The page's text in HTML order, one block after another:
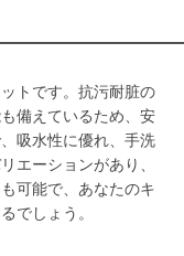
トです。抗污耐脏の
備えているため、安
吸水性に優れ、手洗
エーションがあり、
可能で、あなたのキ
でしょう。